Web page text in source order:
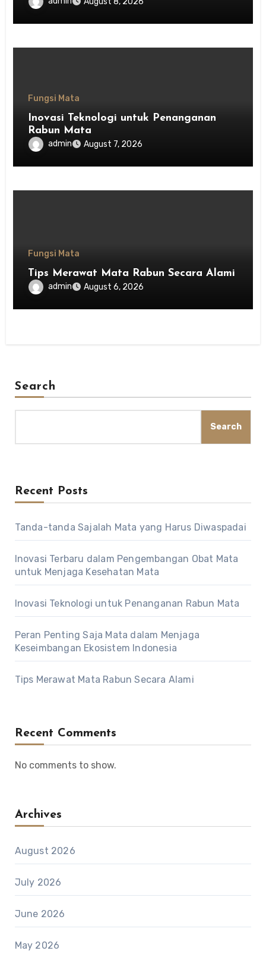
Fungsi Mata
Inovasi Teknologi untuk Penanganan
Rabun Mata
admin August 7, 2026
Fungsi Mata
Tips Merawat Mata Rabun Secara Alami
admin August 6, 2026
Search
Search
Recent Posts
Tanda-tanda Sajalah Mata yang Harus Diwaspadai
Inovasi Terbaru dalam Pengembangan Obat Mata
untuk Menjaga Kesehatan Mata
Inovasi Teknologi untuk Penanganan Rabun Mata
Peran Penting Saja Mata dalam Menjaga
Keseimbangan Ekosistem Indonesia
Tips Merawat Mata Rabun Secara Alami
Recent Comments
No comments to show.
Archives
August 2026
July 2026
June 2026
May 2026